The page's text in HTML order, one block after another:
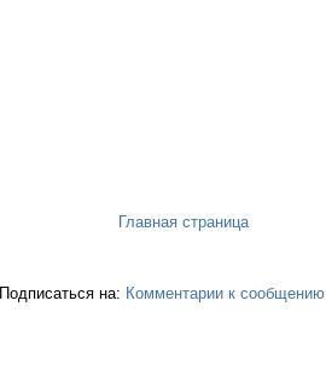
Главная страница
Подписаться на: Комментарии к